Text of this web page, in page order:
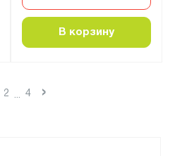
В корзину
2 ... 4 ›